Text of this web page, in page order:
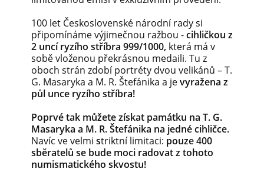
100 let Československé národní rady si
připomínáme výjimečnou ražbou -cihličkou z
2 uncí ryzího stříbra 999/1000, která má v
sobě vloženou překrásnou medaili. Tu z
oboch strán zdobí portréty dvou velikánů – T.
G. Masaryka a M. R. Štefánika a jevyražena z
půl unce ryzího stříbra!
Poprvé tak můžete získat památku na T. G.
Masaryka a M. R. Štefánika na jedné cihličce.
Navíc ve velmi striktní limitaci: pouze400
sběratelů se bude moci radovat z tohoto
numismatického skvostu!